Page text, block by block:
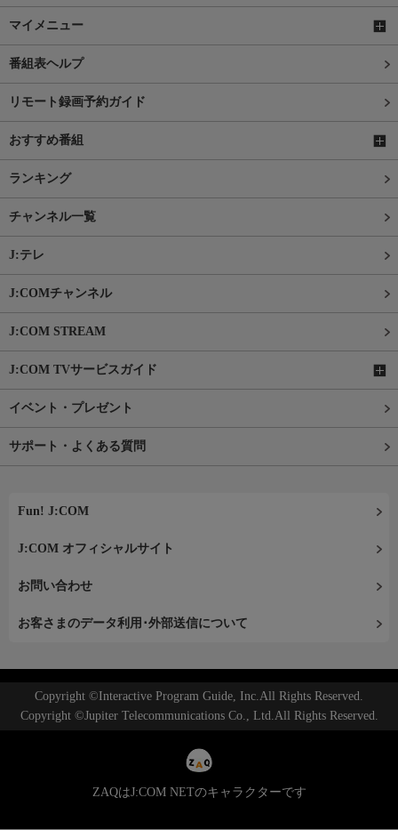
マイメニュー
番組表ヘルプ
リモート録画予約ガイド
おすすめ番組
ランキング
チャンネル一覧
J:テレ
J:COMチャンネル
J:COM STREAM
J:COM TVサービスガイド
イベント・プレゼント
サポート・よくある質問
Fun! J:COM
J:COM オフィシャルサイト
お問い合わせ
お客さまのデータ利用･外部送信について
Copyright ©Interactive Program Guide, Inc.All Rights Reserved.
Copyright ©Jupiter Telecommunications Co., Ltd.All Rights Reserved.
ZAQはJ:COM NETのキャラクターです